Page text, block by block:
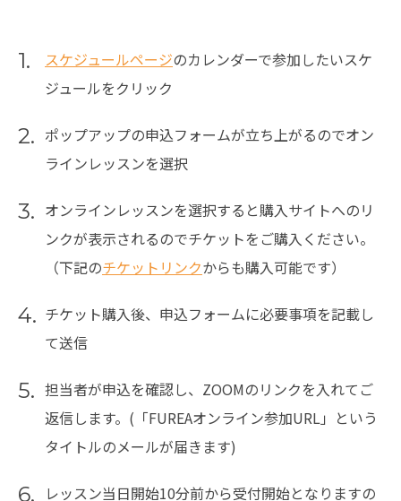
1. スケジュールページのカレンダーで参加したいスケ
ジュールをクリック
2. ポップアップの申込フォームが立ち上がるのでオン
ラインレッスンを選択
3. オンラインレッスンを選択すると購入サイトへのリ
ンクが表示されるのでチケットをご購入ください。
（下記のチケットリンクからも購入可能です）
4. チケット購入後、申込フォームに必要事項を記載し
て送信
5. 担当者が申込を確認し、ZOOMのリンクを入れてご
返信します。(「FUREAオンライン参加URL」という
タイトルのメールが届きます)
6.
レッスン当日開始10分前から受付開始となりますの